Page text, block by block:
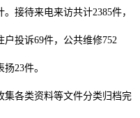
接待来电来访共计2385件，
户投诉69件，公共维修752
23件。
各类资料等文件分类归档完